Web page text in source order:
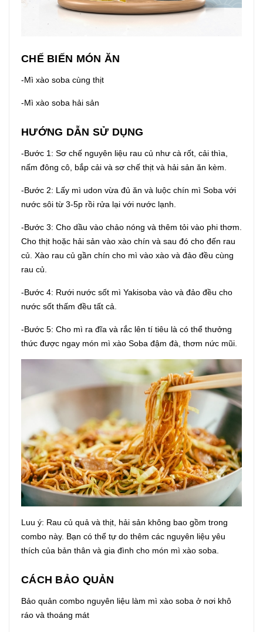
CHẾ BIẾN MÓN ĂN
-Mì xào soba cùng thịt
-Mì xào soba hải sản
HƯỚNG DẪN SỬ DỤNG
-Bước 1: Sơ chế nguyên liệu rau củ như cà rốt, cải thìa,
nấm đông cô, bắp cải và sơ chế thịt và hải sản ăn kèm.
-Bước 2: Lấy mì udon vừa đủ ăn và luộc chín mì Soba với
nước sôi từ 3-5p rồi rửa lại với nước lạnh.
-Bước 3: Cho dầu vào chảo nóng và thêm tỏi vào phi thơm.
Cho thịt hoặc hải sản vào xào chín và sau đó cho đến rau
củ. Xào rau củ gần chín cho mì vào xào và đảo đều cùng
rau củ.
-Bước 4: Rưới nước sốt mì Yakisoba vào và đảo đều cho
nước sốt thấm đều tất cả.
-Bước 5: Cho mì ra đĩa và rắc lên tí tiêu là có thể thưởng
thức được ngay món mì xào Soba đậm đà, thơm nức mũi.
Luu ý: Rau củ quả và thịt, hải sản không bao gồm trong
combo này. Bạn có thể tự do thêm các nguyên liệu yêu
thích của bản thân và gia đình cho món mì xào soba.
CÁCH BẢO QUẢN
Bảo quản combo nguyên liệu làm mì xào soba ở nơi khô
ráo và thoáng mát